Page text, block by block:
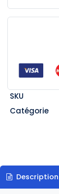
SKU
Catégorie
Description